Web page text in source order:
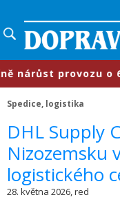
provozu o 6,3
Spedice, logistika
​DHL Supply
Nizozemsku
logistického
28. května 2026, red